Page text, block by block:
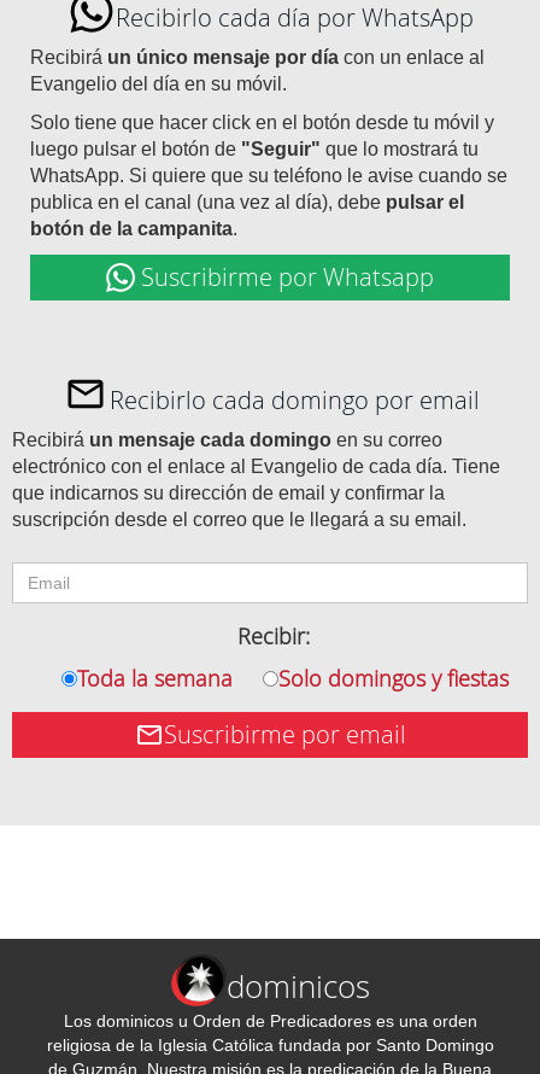
Recibirlo cada día por WhatsApp
Recibirá un único mensaje por día con un enlace al
Evangelio del día en su móvil.
Solo tiene que hacer click en el botón desde tu móvil y
luego pulsar el botón de "Seguir" que lo mostrará tu
WhatsApp. Si quiere que su teléfono le avise cuando se
publica en el canal (una vez al día), debe pulsar el
botón de la campanita.
Suscribirme por Whatsapp
Recibirlo cada domingo por email
Recibirá un mensaje cada domingo en su correo
electrónico con el enlace al Evangelio de cada día. Tiene
que indicarnos su dirección de email y confirmar la
suscripción desde el correo que le llegará a su email.
Recibir:
Toda la semana
Solo domingos y fiestas
Suscribirme por email
dominicos
Los dominicos u Orden de Predicadores es una orden
religiosa de la Iglesia Católica fundada por Santo Domingo
de Guzmán. Nuestra misión es la predicación de la Buena